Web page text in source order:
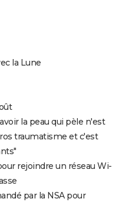
la Lune
la peau qui pèle n'est
traumatisme et c'est
rejoindre un réseau Wi-
par la NSA pour